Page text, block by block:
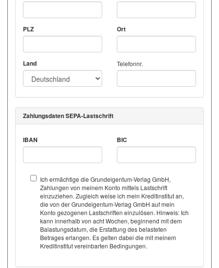
PLZ Ort
Land Telefonnr.
Zahlungsdaten SEPA-Lastschrift
IBAN BIC
Ich ermächtige die Grundeigentum-Verlag GmbH,
Zahlungen von meinem Konto mittels Lastschrift
einzuziehen. Zugleich weise ich mein Kreditinstitut an,
die von der Grundeigentum-Verlag GmbH auf mein
Konto gezogenen Lastschriften einzulösen. Hinweis: Ich
kann innerhalb von acht Wochen, beginnend mit dem
Balastungsdatum, die Erstattung des belasteten
Betrages erlangen. Es gelten dabei die mit meinem
Kreditinstitut vereinbarten Bedingungen.